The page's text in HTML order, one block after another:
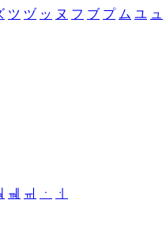
ツ ヅ ッ ヌ フ ブ プ ム ユ ュ
ㆋ ㆌ ㆍ
ㆎ